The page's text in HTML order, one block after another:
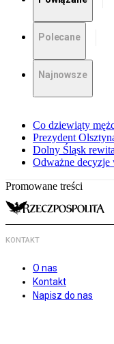
Polecane
Najnowsze
Co dziewiąty
Prezydent
Dolny Śląsk
Odważne decyzje
Promowane treści
KONTAKT
O nas
Kontakt
Napisz do nas